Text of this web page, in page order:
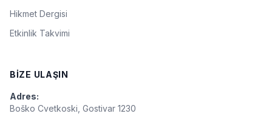
Hikmet Dergisi
Etkinlik Takvimi
BIZE ULAŞIN
Adres:
Boško Cvetkoski, Gostivar 1230